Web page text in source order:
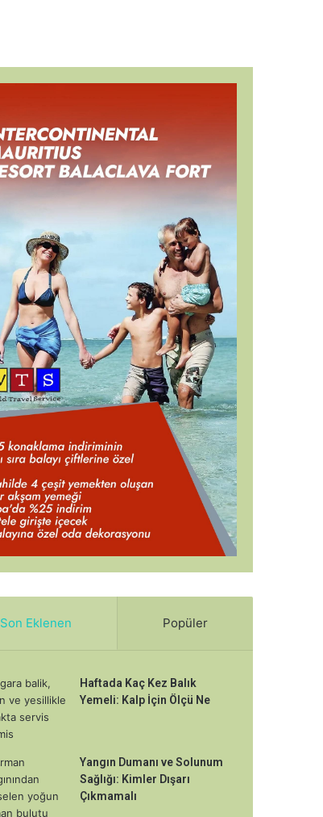
Son Eklenen Popüler
Haftada Kaç Kez Balık
Yemeli: Kalp İçin Ölçü Ne
Yangın Dumanı ve Solunum
Sağlığı: Kimler Dışarı
Çıkmamalı